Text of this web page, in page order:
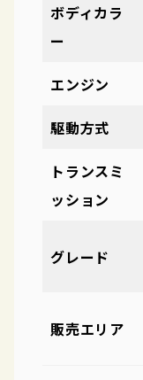
ボディカラ
ー
エンジン
駆動方式
トランスミ
ッション
グレード
販売エリア